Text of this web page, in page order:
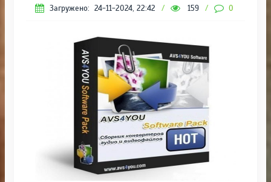
Загружено: 24-11-2024, 22:42 / 159 / 0